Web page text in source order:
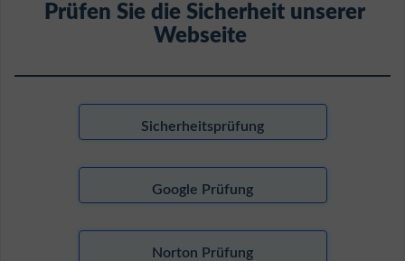
Prüfen Sie die Sicherheit unserer
Webseite
Sicherheitsprüfung
Google Prüfung
Norton Prüfung